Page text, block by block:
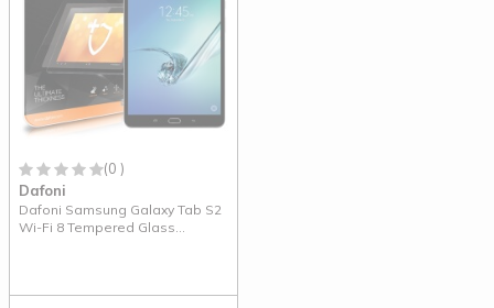
(0 )
Dafoni
Dafoni Samsung Galaxy Tab S2
Wi-Fi 8 Tempered Glass